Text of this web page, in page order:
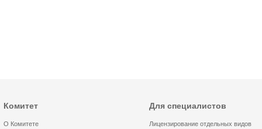
Комитет
О Комитете
Для специалистов
Лицензирование отдельных видов